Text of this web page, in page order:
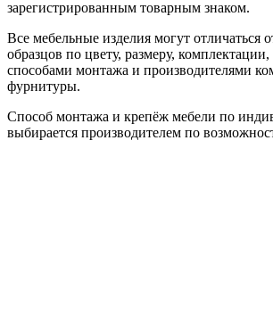
зарегистрированным товарным знаком.
Все мебельные изделия могут отличаться
образцов по цвету, размеру,
способами монтажа и производителями
фурнитуры.
Способ монтажа и крепёж мебели по
выбирается производителем по